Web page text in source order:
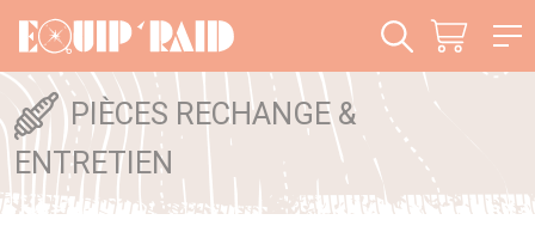
PIÈCES RECHANGE &
ENTRETIEN
Panneau de gestion des cookies